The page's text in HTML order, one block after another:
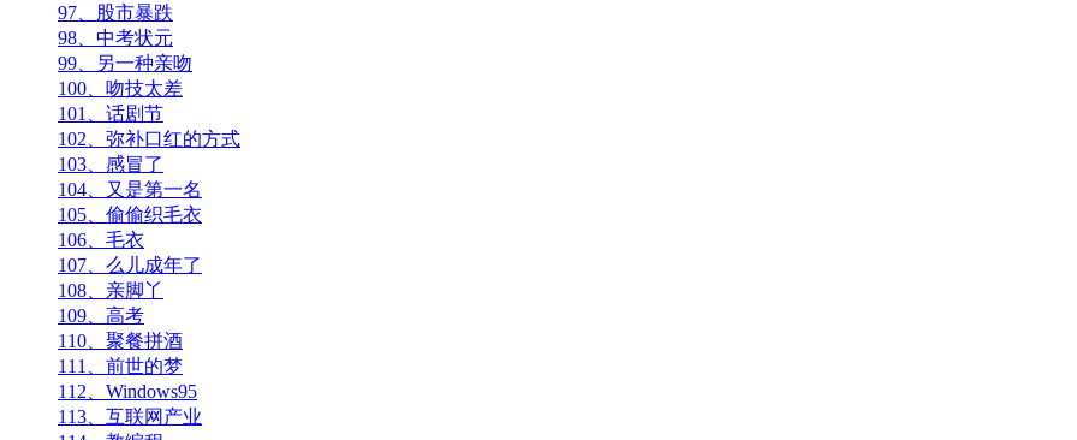
97、股市暴跌
98、中考状元
99、另一种亲吻
100、吻技太差
101、话剧节
102、弥补口红的方式
103、感冒了
104、又是第一名
105、偷偷织毛衣
106、毛衣
107、么儿成年了
108、亲脚丫
109、高考
110、聚餐拼酒
111、前世的梦
112、Windows95
113、互联网产业